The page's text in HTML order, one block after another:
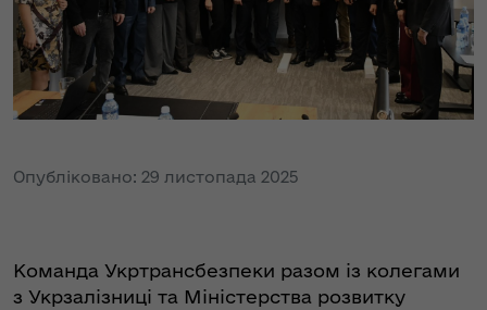
Опубліковано: 29 листопада 2025
Команда Укртрансбезпеки разом із колегами
з Укрзалізниці та Міністерства розвитку